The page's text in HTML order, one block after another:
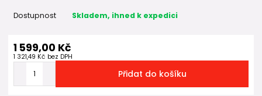
Dostupnost Skladem, ihned k expedici
1 599,00 Kč
1 321,49 Kč bez DPH
Přidat do košíku